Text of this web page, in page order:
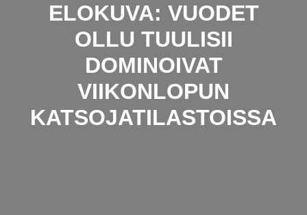
ELOKUVA: VUODET
OLLU TUULISII
DOMINOIVAT
VIIKONLOPUN
KATSOJATILASTOISSA